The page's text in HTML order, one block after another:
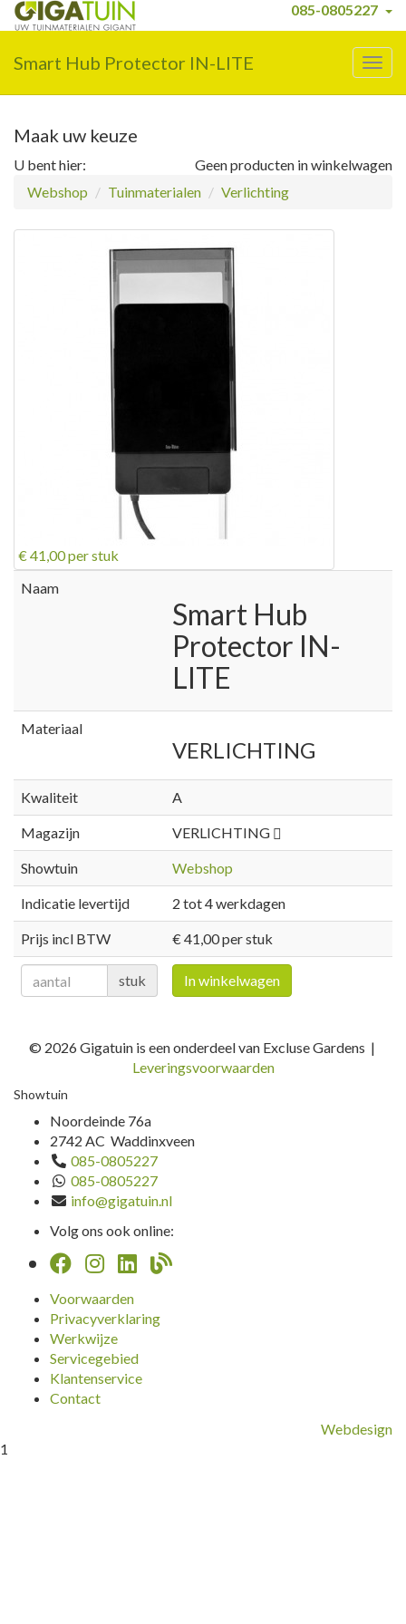
085-0805227
Smart Hub Protector IN-LITE
Maak uw keuze
Geen producten in winkelwagen
U bent hier:
Webshop
Tuinmaterialen Verlichting
€ 41,00per stuk
Naam
Smart Hub
Protector IN-
LITE
Materiaal
VERLICHTING
Kwaliteit A
Magazijn VERLICHTING
Showtuin Webshop
Indicatie levertijd 2 tot 4 werkdagen
Prijs incl BTW € 41,00 per stuk
stuk In winkelwagen
© 2026 Gigatuin is een onderdeel van Excluse Gardens |
Leveringsvoorwaarden
Showtuin
Noordeinde 76a
2742 AC Waddinxveen
085-0805227
085-0805227
info@gigatuin.nl
Volg ons ook online:
Voorwaarden
Privacyverklaring
Werkwijze
Servicegebied
Klantenservice
Contact
Webdesign
1